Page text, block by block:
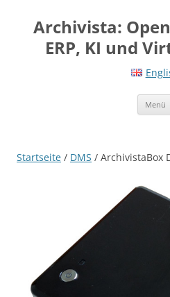
InhaltArchivista:
ERP, KI und
Menü
Startseite / DMS / ArchivistaBox